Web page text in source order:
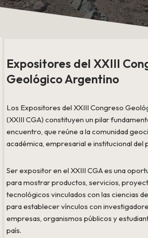
Expositores del XXIII
Geológico Argentino
Los Expositores del XXIII Congreso
(XXIII CGA) constituyen un pilar
encuentro, que reúne a la comunidad
académica, empresarial e institucional del
Ser expositor en el XXIII CGA es una
para mostrar productos, servicios,
tecnológicos vinculados con las ciencias
para establecer vínculos con
empresas, organismos públicos y
país.